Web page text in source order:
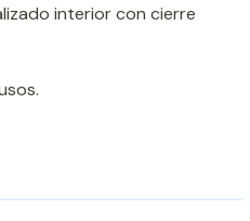
interior con cierre